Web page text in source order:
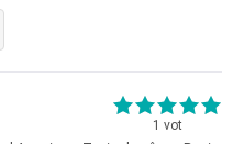
1 vot